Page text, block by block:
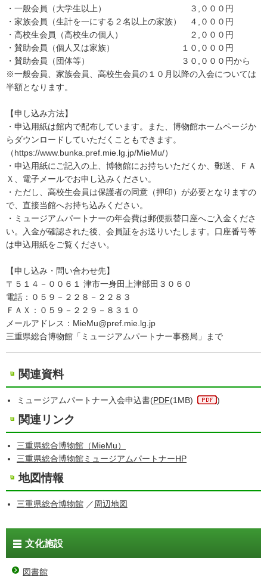
・一般会員（大学生以上） ３,０００円
・家族会員（生計を一にする２名以上の家族） ４,０００円
・高校生会員（高校生の個人） ２,０００円
・賛助会員（個人又は家族） １０,０００円
・賛助会員（団体等） ３０,０００円から
※一般会員、家族会員、高校生会員の１０月以降の入会については
半額となります。
【申し込み方法】
・申込用紙は館内で配布しています。また、博物館ホームページか
らダウンロードしていただくこともできます。
（https://www.bunka.pref.mie.lg.jp/MieMu/）
・申込用紙にご記入の上、博物館にお持ちいただくか、郵送、ＦＡ
Ｘ、電子メールでお申し込みください。
・ただし、高校生会員は保護者の同意（押印）が必要となりますの
で、直接当館へお持ち込みください。
・ミュージアムパートナーの年会費は郵便振替口座へご入金くださ
い。入金が確認された後、会員証をお送りいたします。口座番号等
は申込用紙をご覧ください。
【申し込み・問い合わせ先】
〒５１４－００６１ 津市一身田上津部田３０６０
電話：０５９－２２８－２２８３
ＦＡＸ：０５９－２２９－８３１０
メールアドレス：MieMu@pref.mie.lg.jp
三重県総合博物館「ミュージアムパートナー事務局」まで
関連資料
ミュージアムパートナー入会申込書(PDF(1MB) )
関連リンク
三重県総合博物館（MieMu）
三重県総合博物館ミュージアムパートナーHP
地図情報
三重県総合博物館 ／ 周辺地図
文化施設
図書館